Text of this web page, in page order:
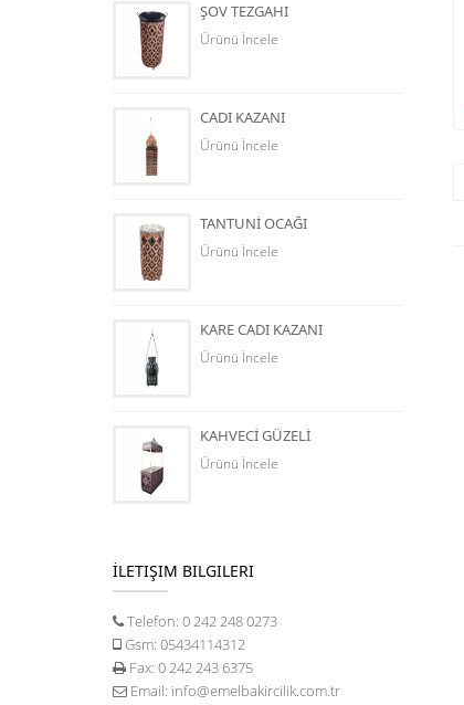
ŞOV TEZGAHI
Ürünü İncele
CADI KAZANI
Ürünü İncele
TANTUNİ OCAĞI
Ürünü İncele
KARE CADI KAZANI
Ürünü İncele
KAHVECİ GÜZELİ
Ürünü İncele
İLETIŞIM BILGILERI
Telefon: 0 242 248 0273
Gsm: 05434114312
Fax: 0 242 243 6375
Email: info@emelbakircilik.com.tr